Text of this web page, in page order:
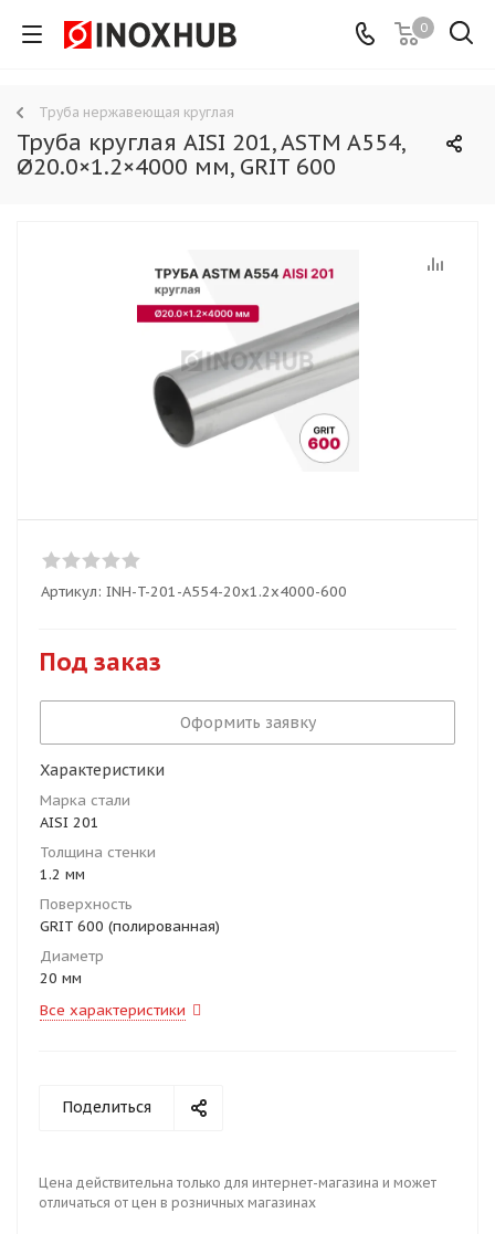
0
Труба нержавеющая круглая
Труба круглая AISI 201, ASTM A554,
Ø20.0×1.2×4000 мм, GRIT 600
Артикул: INH-T-201-A554-20x1.2x4000-600
Под заказ
Оформить заявку
Характеристики
Марка стали
AISI 201
Толщина стенки
1.2 мм
Поверхность
GRIT 600 (полированная)
Диаметр
20 мм
Все характеристики
Поделиться
Цена действительна только для интернет-магазина и может
отличаться от цен в розничных магазинах